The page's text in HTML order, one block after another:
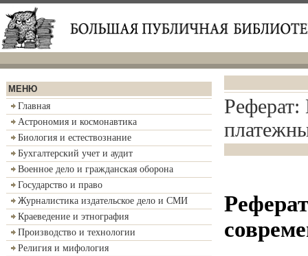
МЕНЮ
Главная
Астрономия и космонавтика
Биология и естествознание
Бухгалтерский учет и аудит
Военное дело и гражданская оборона
Государство и право
Журналистика издательское дело и СМИ
Краеведение и этнография
Производство и технологии
Религия и мифология